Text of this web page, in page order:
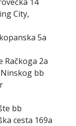
City,
5a
Račkoga 2a
bb
bb
cesta 169a